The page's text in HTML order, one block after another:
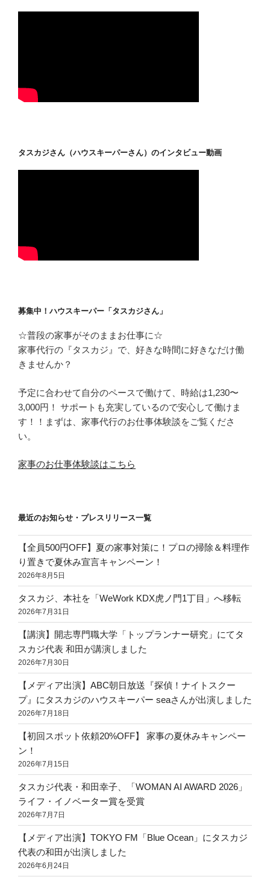
タスカジさん（ハウスキーパーさん）のインタビュー動画
募集中！ハウスキーパー「タスカジさん」
☆普段の家事がそのままお仕事に☆
家事代行の『タスカジ』で、好きな時間に好きなだけ働
きませんか？
予定に合わせて自分のペースで働けて、時給は1,230〜
3,000円！ サポートも充実しているので安心して働けま
す！！まずは、家事代行のお仕事体験談をご覧くださ
い。
家事のお仕事体験談はこちら
最近のお知らせ・プレスリリース一覧
【全員500円OFF】夏の家事対策に！プロの掃除＆料理作
り置きで夏休み宣言キャンペーン！
2026年8月5日
タスカジ、本社を「WeWork KDX虎ノ門1丁目」へ移転
2026年7月31日
【講演】開志専門職大学「トップランナー研究」にてタ
スカジ代表 和田が講演しました
2026年7月30日
【メディア出演】ABC朝日放送『探偵！ナイトスクー
プ』にタスカジのハウスキーパー seaさんが出演しました
2026年7月18日
【初回スポット依頼20%OFF】 家事の夏休みキャンペー
ン！
2026年7月15日
タスカジ代表・和田幸子、「WOMAN AI AWARD 2026」
ライフ・イノベーター賞を受賞
2026年7月7日
【メディア出演】TOKYO FM「Blue Ocean」にタスカジ
代表の和田が出演しました
2026年6月24日